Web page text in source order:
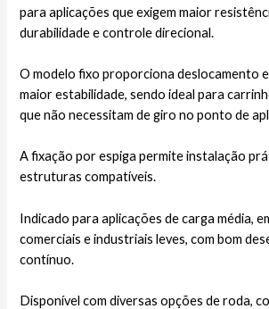
para aplicações que exigem maior
durabilidade e controle direcional.
O modelo fixo proporciona deslocamento
maior estabilidade, sendo ideal para
que não necessitam de giro no ponto de
A fixação por espiga permite instalação
estruturas compatíveis.
Indicado para aplicações de carga média,
comerciais e industriais leves, com bom
contínuo.
Disponível com diversas opções de roda,